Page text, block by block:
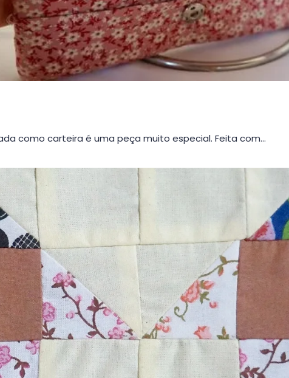
como carteira é uma peça muito especial. Feita com…